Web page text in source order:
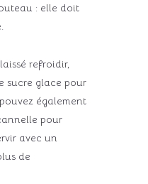
: elle doit
refroidir,
sucre glace pour
également
pour
avec un
de